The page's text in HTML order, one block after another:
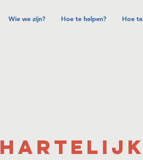
Wie we zijn? Hoe te helpen? Hoe
Hartelijk